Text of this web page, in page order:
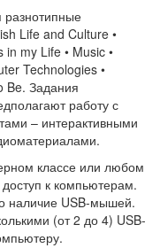
Life and Culture •
in my Life • Music •
Technologies •
Be. Задания
работу с
– интерактивными
классе или любом
к компьютерам.
наличие USB-мышей.
(от 2 до 4) USB-